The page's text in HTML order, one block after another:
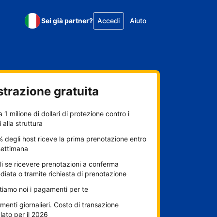
Sei già partner? Accedi Aiuto
gratuita
1 milione di dollari di protezione contro i
alla struttura
degli host riceve la prima prenotazione entro
se ricevere prenotazioni a conferma
o tramite richiesta di prenotazione
noi i pagamenti per te
giornalieri. Costo di transazione
per il 2026